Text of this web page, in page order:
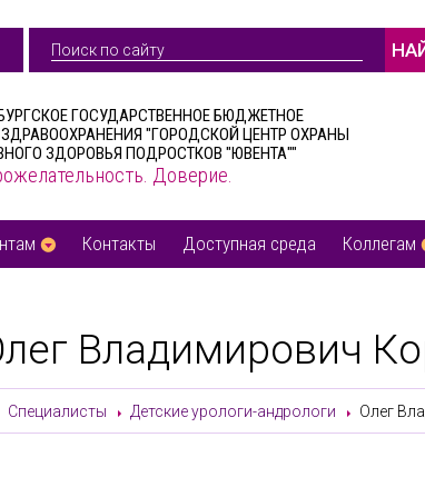
ГОСУДАРСТВЕННОЕ БЮДЖЕТНОЕ
"ГОРОДСКОЙ ЦЕНТР ОХРАНЫ
ЗДОРОВЬЯ ПОДРОСТКОВ "ЮВЕНТА""
Доверие.
Контакты Доступная среда Коллегам
Владимирович
Специалисты Детские урологи-андрологи Олег